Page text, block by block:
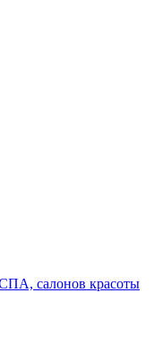
салонов красоты